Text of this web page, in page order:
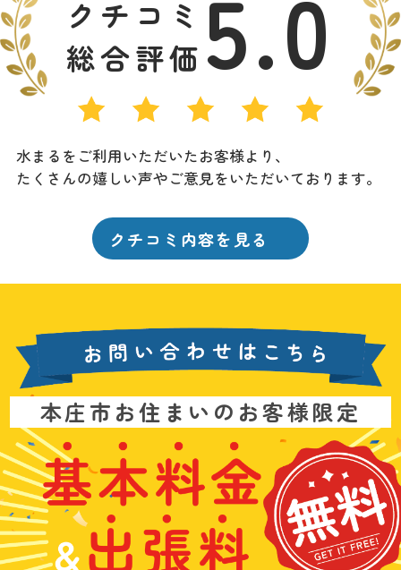
クチコミ
総合評価 5.0
水まるをご利用いただいたお客様より、
たくさんの嬉しい声やご意見をいただいております。
クチコミ内容を見る
合
わ
せ
は
こ
ち
ら
本庄市お住まいのお客様限定
本
料
金
&
出
張
料
無
漏
れ
や
詰
ま
り
、
水
6
日
年
中
無
休
で